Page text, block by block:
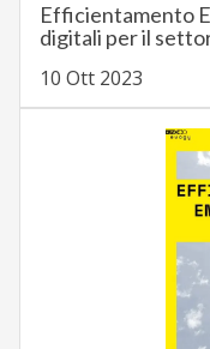
Efficientamento
digitali per il
10 Ott 2023